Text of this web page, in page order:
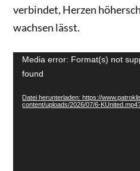
verbindet, Herzen
wachsen lässt.
Video-
Player
Media error: Format(s) not
found
Datei herunterladen: https://
content/uploads/2026/07/6-